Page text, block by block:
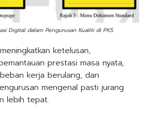
Digital dalam Pengurusan Kualiti di PKS
ketelusan,
prestasi masa nyata,
kerja berulang, dan
mengenal pasti jurang
lebih tepat.